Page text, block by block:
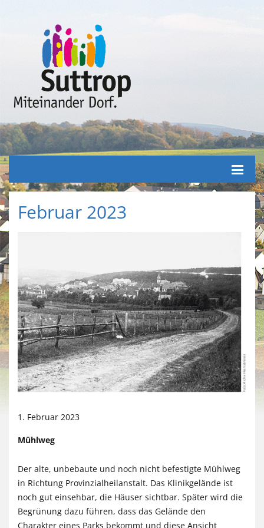
Februar 2023
1. Februar 2023
Mühlweg
Der alte, unbebaute und noch nicht befestigte Mühlweg
in Richtung Provinzialheilanstalt. Das Klinikgelände ist
noch gut einsehbar, die Häuser sichtbar. Später wird die
Begrünung dazu führen, dass das Gelände den
Charakter eines Parks bekommt und diese Ansicht